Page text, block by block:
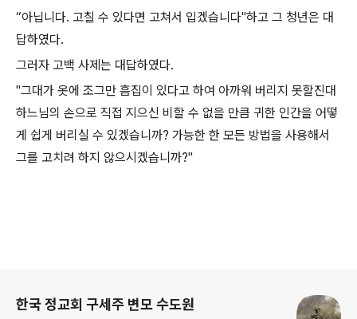
“아닙니다. 고칠 수 있다면 고쳐서 입겠습니다"하고 그 청년은 대
답하였다.
그러자 고백 사제는 대답하였다.
"그대가 옷에 조그만 흠집이 있다고 하여 아까워 버리지 못할진대
하느님의 손으로 직접 지으신 비할 수 없을 만큼 귀한 인간을 어떻
게 쉽게 버리실 수 있겠습니까? 가능한 한 모든 방법을 사용해서
그를 고치려 하지 않으시겠습니까?"
한국 정교회 구세주 변모 수도원